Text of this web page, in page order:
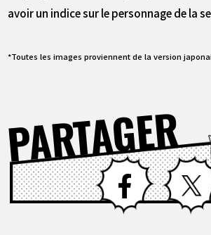
avoir un indice sur le personnage de la
*Toutes les images proviennent de la version
PARTAGERFacebook